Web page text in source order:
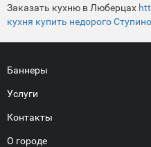
Заказать кухню в Люберцах
кухня купить недорого Ступино
Баннеры
Услуги
Контакты
О городе